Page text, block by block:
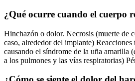
¿Qué ocurre cuando el cuerpo
Hinchazón o dolor. Necrosis (muerte de
caso, alrededor del implante)
causando el síndrome de la uña amarilla
a los pulmones y las vías respiratorias)